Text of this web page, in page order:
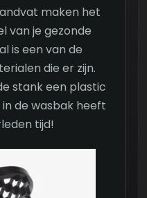
maken het
van je gezonde
is een van de
die er zijn.
stank een plastic
de wasbak heeft
tijd!